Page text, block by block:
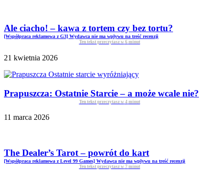
Ale ciacho! – kawa z tortem czy bez tortu?
[Współpraca reklamowa z G3] Wydawca nie ma wpływu na treść recenzji
Ten tekst przeczytasz w 6 minut
21 kwietnia 2026
Prapuszcza: Ostatnie Starcie – a może wcale nie?
Ten tekst przeczytasz w 4 minut
11 marca 2026
The Dealer’s Tarot – powrót do kart
[Współpraca reklamowa z Level 99 Games] Wydawca nie ma wpływu na treść recenzji
Ten tekst przeczytasz w 7 minut